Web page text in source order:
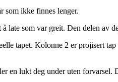
som ikke finnes lenger.
late som var greit. Den delen av
tapet. Kolonne 2 er projisert
en lukt deg under uten